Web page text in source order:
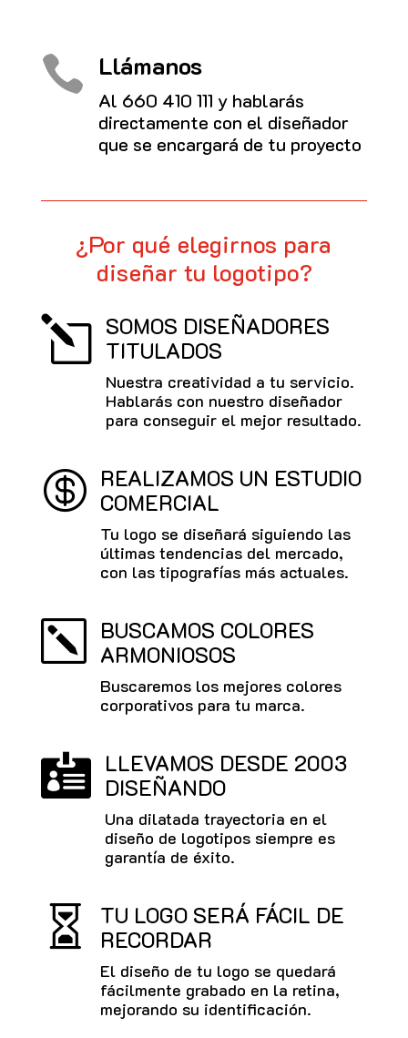
 Llámanos
Al 660 410 111 y hablarás
directamente con el diseñador
que se encargará de tu proyecto
¿Por qué elegirnos para
diseñar tu logotipo?
l SOMOS DISEÑADORES
TITULADOS
Nuestra creatividad a tu servicio.
Hablarás con nuestro diseñador
para conseguir el mejor resultado.
 REALIZAMOS UN ESTUDIO
COMERCIAL
Tu logo se diseñará siguiendo las
últimas tendencias del mercado,
con las tipografías más actuales.
k
BUSCAMOS COLORES
ARMONIOSOS
Buscaremos los mejores colores
corporativos para tu marca.
 LLEVAMOS DESDE 2003
DISEÑANDO
Una dilatada trayectoria en el
diseño de logotipos siempre es
garantía de éxito.

TU LOGO SERÁ FÁCIL DE
RECORDAR
El diseño de tu logo se quedará
fácilmente grabado en la retina,
mejorando su identificación.